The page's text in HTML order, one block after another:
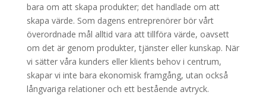
bara om att skapa produkter; det handlade om att
skapa värde. Som dagens entreprenörer bör vårt
överordnade mål alltid vara att tillföra värde, oavsett
om det är genom produkter, tjänster eller kunskap. När
vi sätter våra kunders eller klients behov i centrum,
skapar vi inte bara ekonomisk framgång, utan också
långvariga relationer och ett bestående avtryck.